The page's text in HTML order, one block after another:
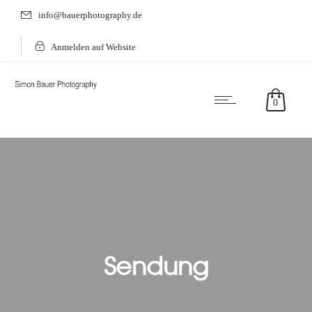
info@bauerphotography.de
Anmelden auf Website
0
Sendung